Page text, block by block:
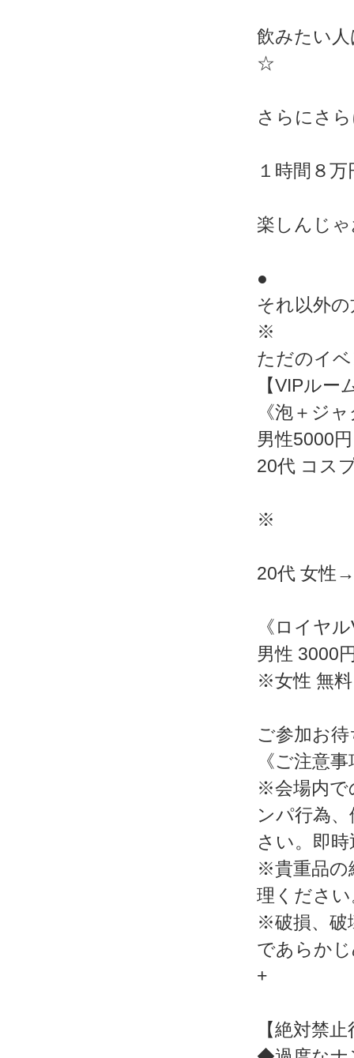
飲みたい
☆
さらにさ
１時間８
楽しんじ
●
それ以外
※
ただのイ
【VIPルー
《泡＋ジ
男性5000円
20代 コス
※
20代 女性
《ロイヤ
男性 3000
※女性 無料
ご参加お
《ご注意
※会場内で
ンパ行為
さい。即
※貴重品の
理くださ
※破損、破
であらか
+
【絶対禁